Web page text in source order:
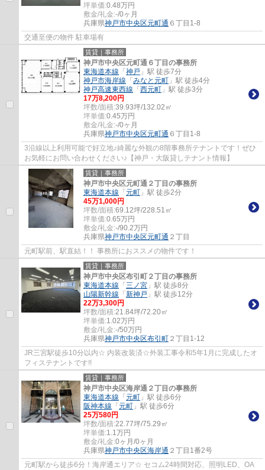
坪単価:0.48万円
敷金/礼金:-/0ヶ月
兵庫県神戸市中央区元町通 ６丁目1-8
交通至便の物件 駐車場有
賃貸｜事務所
神戸市中央区元町通６丁目の事務所
東海道本線 「 神戸 」駅 徒歩7分
神戸市海岸線 「 みなと元町 」駅 徒歩4分
神戸高速東西線 「 西元町 」駅 徒歩3分
17万8,200円
坪数/面積:39.93坪/132.02㎡
坪単価:0.45万円
敷金/礼金:-/0ヶ月
兵庫県神戸市中央区元町通 ６丁目1-8
3沿線以上利用可能で好立地♪綺麗な外観の8階事務所テナントです！ぜひ
お気軽にお問い合わせください♪【神戸・大阪貸しテナント情報】
賃貸｜事務所
神戸市中央区元町通２丁目の事務所
東海道本線 「 元町 」駅 徒歩2分
45万1,000円
坪数/面積:69.12坪/228.51㎡
坪単価:0.65万円
敷金/礼金:-/90.2万円
兵庫県神戸市中央区元町通 ２丁目
元町駅前、駅直結！！ 事務所におススメの物件です！
賃貸｜事務所
神戸市中央区布引町２丁目の事務所
東海道本線 「 三ノ宮 」駅 徒歩8分
山陽新幹線 「 新神戸 」駅 徒歩12分
22万3,300円
坪数/面積:21.84坪/72.20㎡
坪単価:1.02万円
敷金/礼金:-/50万円
兵庫県神戸市中央区布引町 ２丁目1-12
JR三宮駅徒歩10分以内☆ 内装改装済☆外装工事令和5年1月に完成したオ
フィステナントです!!
賃貸｜事務所
神戸市中央区海岸通２丁目の事務所
東海道本線 「 元町 」駅 徒歩6分
阪神本線 「 元町 」駅 徒歩6分
25万580円
坪数/面積:22.77坪/75.29㎡
坪単価:1.1万円
敷金/礼金:0ヶ月/0ヶ月
兵庫県神戸市中央区海岸通 ２丁目1番2号
元町駅から徒歩6分！海岸通エリア☆ セコム24時間対応、照明LED、OA